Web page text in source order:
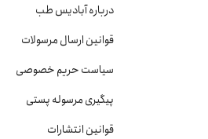
درباره آبادیس طب
قوانین ارسال مرسولات
سیاست حریم خصوصی
پیگیری مرسوله پستی
قوانین انتشارات